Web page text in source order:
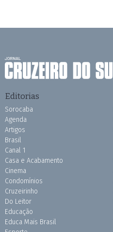
Editorias
Sorocaba
Agenda
Artigos
Brasil
Canal 1
Casa e Acabamento
Cinema
Condomínios
Cruzeirinho
Do Leitor
Educação
Educa Mais Brasil